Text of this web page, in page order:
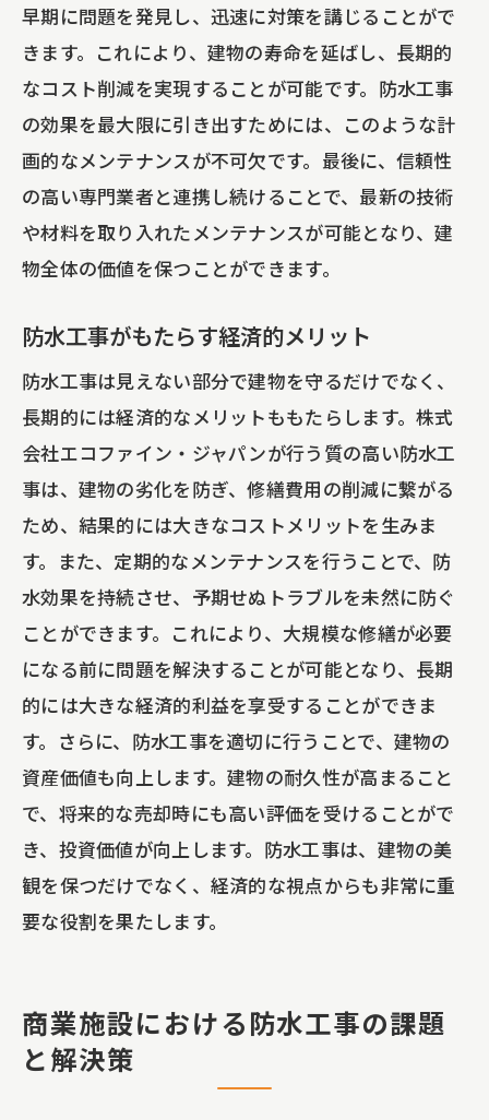
早期に問題を発見し、迅速に対策を講じることがで
きます。これにより、建物の寿命を延ばし、長期的
なコスト削減を実現することが可能です。防水工事
の効果を最大限に引き出すためには、このような計
画的なメンテナンスが不可欠です。最後に、信頼性
の高い専門業者と連携し続けることで、最新の技術
や材料を取り入れたメンテナンスが可能となり、建
物全体の価値を保つことができます。
防水工事がもたらす経済的メリット
防水工事は見えない部分で建物を守るだけでなく、
長期的には経済的なメリットももたらします。株式
会社エコファイン・ジャパンが行う質の高い防水工
事は、建物の劣化を防ぎ、修繕費用の削減に繋がる
ため、結果的には大きなコストメリットを生みま
す。また、定期的なメンテナンスを行うことで、防
水効果を持続させ、予期せぬトラブルを未然に防ぐ
ことができます。これにより、大規模な修繕が必要
になる前に問題を解決することが可能となり、長期
的には大きな経済的利益を享受することができま
す。さらに、防水工事を適切に行うことで、建物の
資産価値も向上します。建物の耐久性が高まること
で、将来的な売却時にも高い評価を受けることがで
き、投資価値が向上します。防水工事は、建物の美
観を保つだけでなく、経済的な視点からも非常に重
要な役割を果たします。
商業施設における防水工事の課題
と解決策